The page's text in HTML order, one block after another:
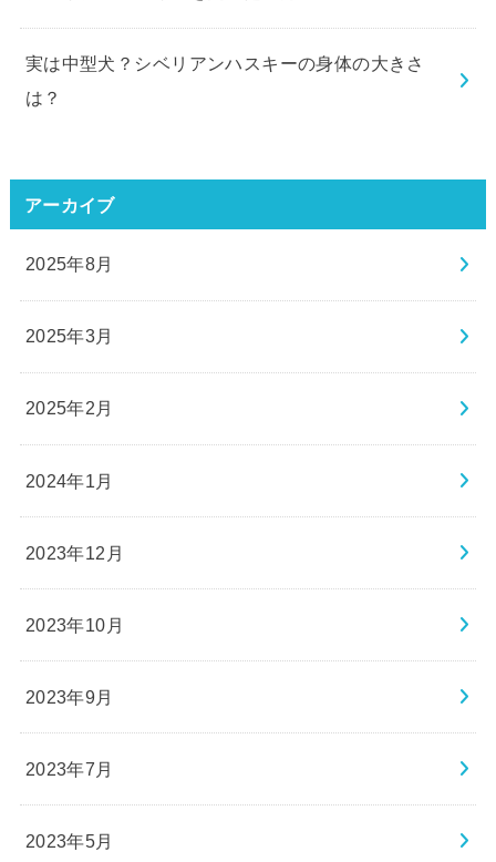
実は中型犬？シベリアンハスキーの身体の大きさ
は？
アーカイブ
2025年8月
2025年3月
2025年2月
2024年1月
2023年12月
2023年10月
2023年9月
2023年7月
2023年5月